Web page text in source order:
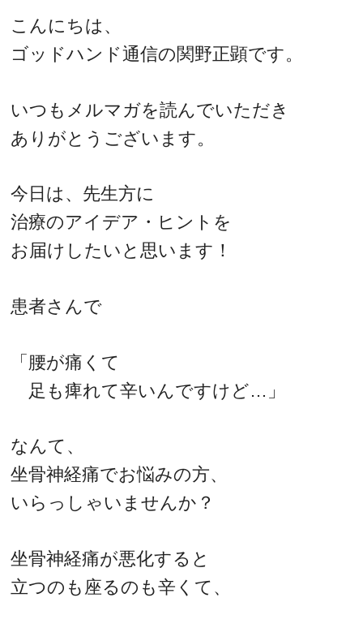
こんにちは、
ゴッドハンド通信の関野正顕です。
いつもメルマガを読んでいただき
ありがとうございます。
今日は、先生方に
治療のアイデア・ヒントを
お届けしたいと思います！
患者さんで
「腰が痛くて
足も痺れて辛いんですけど…」
なんて、
坐骨神経痛でお悩みの方、
いらっしゃいませんか？
坐骨神経痛が悪化すると
立つのも座るのも辛くて、